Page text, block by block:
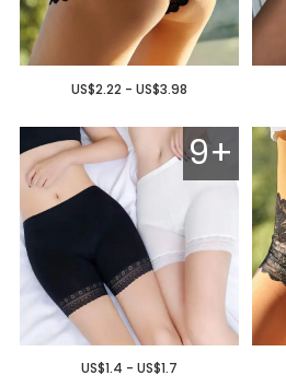
US$2.22 - US$3.98
9+
US$1.4 - US$1.7